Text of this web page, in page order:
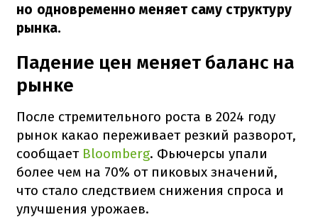
но одновременно меняет саму структуру
рынка.
Падение цен меняет баланс на
рынке
После стремительного роста в 2024 году
рынок какао переживает резкий разворот,
сообщает Bloomberg. Фьючерсы упали
более чем на 70% от пиковых значений,
что стало следствием снижения спроса и
улучшения урожаев.